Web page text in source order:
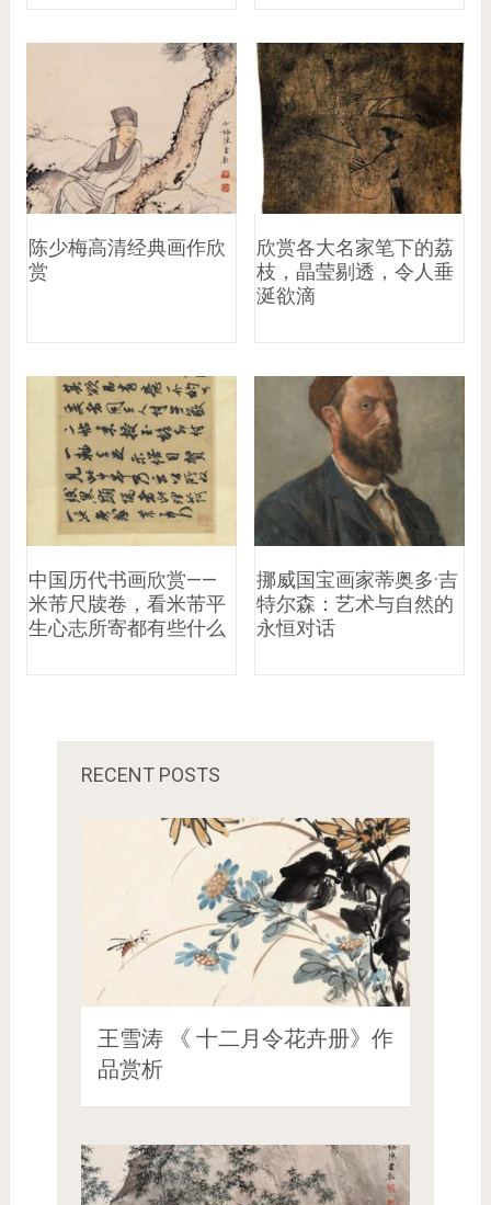
陈少梅高清经典画作欣
赏
欣赏各大名家笔下的荔
枝，晶莹剔透，令人垂
涎欲滴
中国历代书画欣赏——
米芾尺牍卷，看米芾平
生心志所寄都有些什么
挪威国宝画家蒂奥多·吉
特尔森：艺术与自然的
永恒对话
RECENT POSTS
王雪涛 《 十二月令花卉册》作
品赏析